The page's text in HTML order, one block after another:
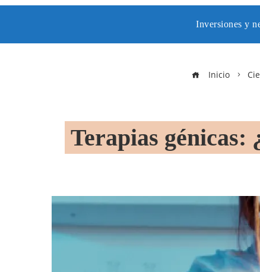
Inversiones y
Inicio
Terapias génicas: